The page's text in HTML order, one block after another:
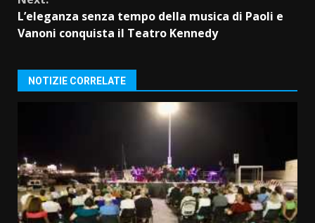
L’eleganza senza tempo della musica di Paoli e
Vanoni conquista il Teatro Kennedy
NOTIZIE CORRELATE